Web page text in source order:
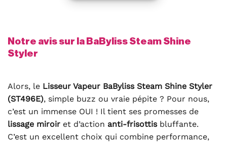
Notre avis sur la BaByliss Steam Shine
Styler
Alors, le Lisseur Vapeur BaByliss Steam Shine Styler
(ST496E), simple buzz ou vraie pépite ? Pour nous,
c’est un immense OUI ! Il tient ses promesses de
lissage miroir et d’action anti-frisottisbluffante.
C’est un excellent choix qui combine performance,